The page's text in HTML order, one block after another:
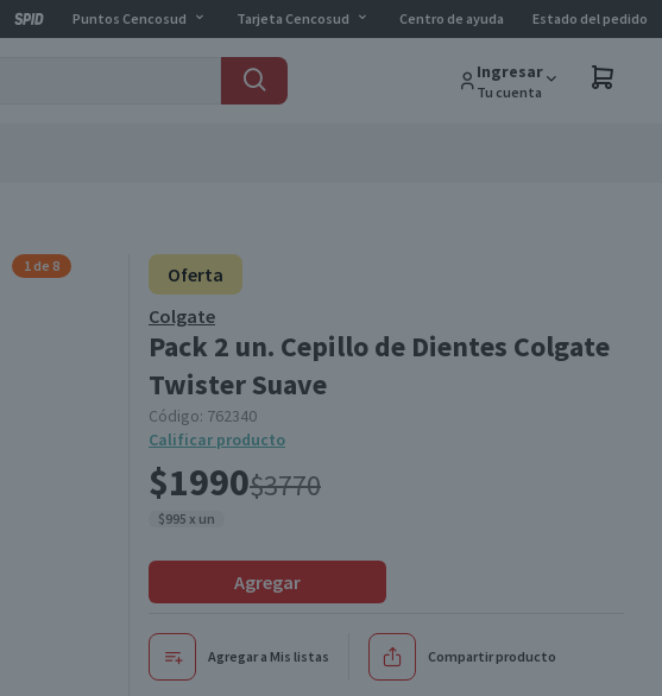
Puntos Cencosud Tarjeta Cencosud Centro de ayuda Estado del pedido
Ingresar
Tu cuenta
Oferta
Colgate
Pack 2 un. Cepillo de Dientes Colgate
Twister Suave
Código: 762340
Calificar producto
$1990$3770
$995 x un
Agregar
Agregar a Mis listas Compartir producto
1 de 8